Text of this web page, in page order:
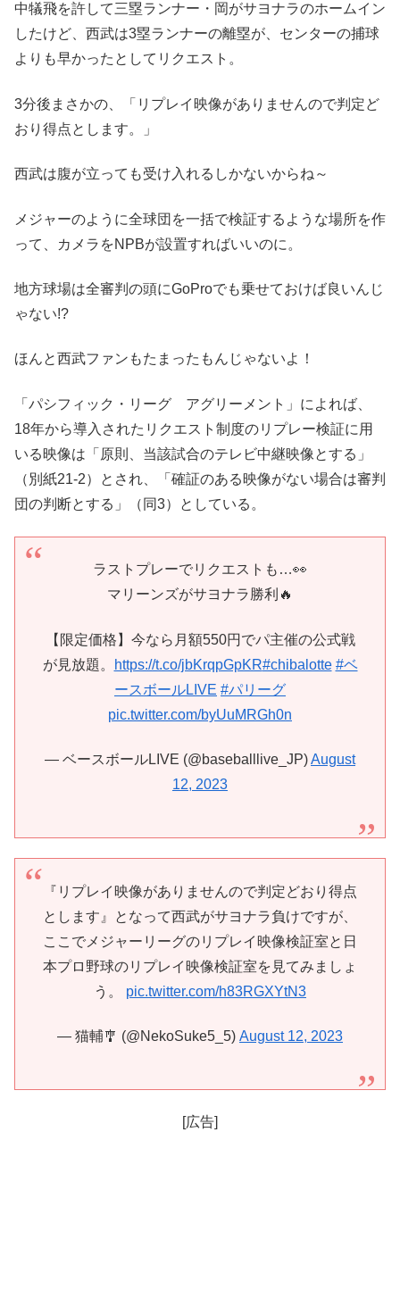
中犠飛を許して三塁ランナー・岡がサヨナラのホームイン
したけど、西武は3塁ランナーの離塁が、センターの捕球
よりも早かったとしてリクエスト。
3分後まさかの、「リプレイ映像がありませんので判定ど
おり得点とします。」
西武は腹が立っても受け入れるしかないからね～
メジャーのように全球団を一括で検証するような場所を作
って、カメラをNPBが設置すればいいのに。
地方球場は全審判の頭にGoProでも乗せておけば良いんじ
ゃない!?
ほんと西武ファンもたまったもんじゃないよ！
「パシフィック・リーグ アグリーメント」によれば、
18年から導入されたリクエスト制度のリプレー検証に用
いる映像は「原則、当該試合のテレビ中継映像とする」
（別紙21-2）とされ、「確証のある映像がない場合は審判
団の判断とする」（同3）としている。
ラストプレーでリクエストも…👀
マリーンズがサヨナラ勝利🔥
【限定価格】今なら月額550円でパ主催の公式戦
が見放題。
https://t.co/jbKrqpGpKR#chibalotte #ベ
ースボールLIVE #パリーグ
pic.twitter.com/byUuMRGh0n
— ベースボールLIVE (@baseballlive_JP)August
12, 2023
『リプレイ映像がありませんので判定どおり得点
とします』となって西武がサヨナラ負けですが、
ここでメジャーリーグのリプレイ映像検証室と日
本プロ野球のリプレイ映像検証室を見てみましょ
う。 pic.twitter.com/h83RGXYtN3
— 猫輔🎐 (@NekoSuke5_5) August 12, 2023
[広告]